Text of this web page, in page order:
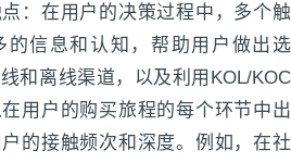
：在用户的决策过程中，多个触
的信息和认知，帮助用户做出选
和离线渠道，以及利用KOL/KOC
用户的购买旅程的每个环节中出
的接触频次和深度。例如，在社